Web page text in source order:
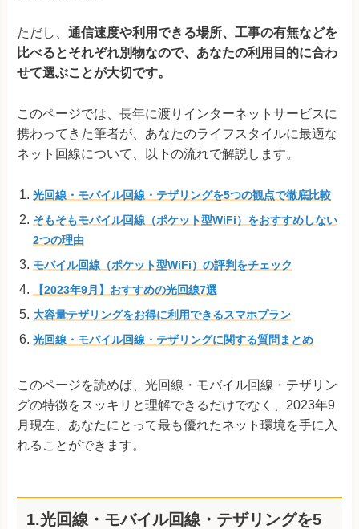
ただし、 通信速度や利用できる場所、工事の有無などを
比べるとそれぞれ別物なので、あなたの利用目的に合わ
せて選ぶことが大切です。
このページでは、長年に渡りインターネットサービスに
携わってきた筆者が、あなたのライフスタイルに最適な
ネット回線について、以下の流れで解説します。
光回線・モバイル回線・テザリングを5つの観点で徹底比較
そもそもモバイル回線（ポケット型WiFi）をおすすめしない
2つの理由
モバイル回線（ポケット型WiFi）の評判をチェック
【2023年9月】おすすめの光回線7選
大容量テザリングをお得に利用できるスマホプラン
光回線・モバイル回線・テザリングに関する質問まとめ
このページを読めば、光回線・モバイル回線・テザリン
グの特徴をスッキリと理解できるだけでなく、2023年9
月現在、あなたにとって最も優れたネット環境を手に入
れることができます。
1.光回線・モバイル回線・テザリングを5